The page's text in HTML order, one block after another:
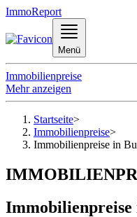
ImmoReport
Menü
Immobilienpreise
Mehr anzeigen
Startseite>
Immobilienpreise>
Immobilienpreise in
Immobilienpreise